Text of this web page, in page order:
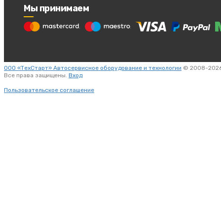
Мы принимаем
ООО «ТехСтарт» Автосервисное оборудование и технологии © 2008-
Все права защищены. Вход
Пользовательское соглашение